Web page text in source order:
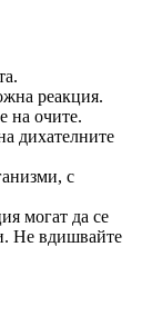
реакция.
на очите.
дихателните
с
могат да се
Не вдишвайте